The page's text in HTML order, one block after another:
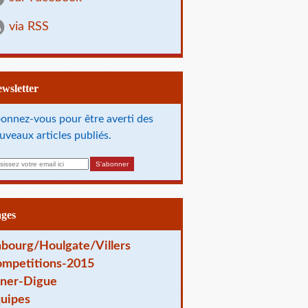
via RSS
vous pour être averti des
articles publiés.
Houlgate/Villers
2015
Digue